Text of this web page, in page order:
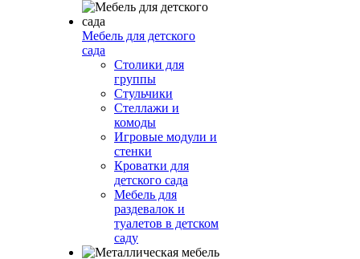
Мебель для детского
сада
Столики для
группы
Стульчики
Стеллажи и
комоды
Игровые модули и
стенки
Кроватки для
детского сада
Мебель для
раздевалок и
туалетов в детском
саду